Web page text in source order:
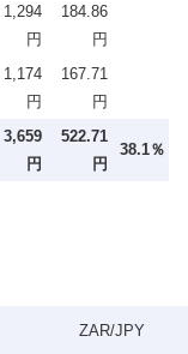
1,294
円
184.86
円
1,174
円
167.71
円
3,659
円
522.71
円
38.1％
ZAR/JPY